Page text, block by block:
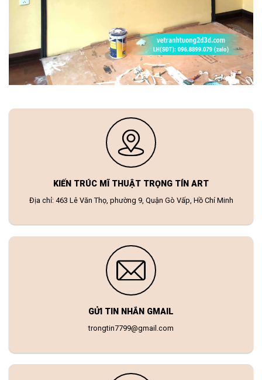
KIẾN TRÚC MĨ THUẬT TRỌNG TÍN ART
Địa chỉ: 463 Lê Văn Thọ, phường 9, Quận Gò Vấp, Hồ Chí Minh
GỬI TIN NHẮN GMAIL
trongtin7799@gmail.com